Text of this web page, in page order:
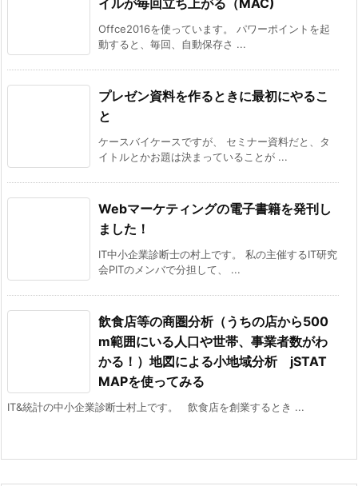
イルが毎回立ち上がる（MAC)
Offce2016を使っています。 パワーポイントを起
動すると、毎回、自動保存さ ...
プレゼン資料を作るときに最初にやるこ
と
ケースバイケースですが、 セミナー資料だと、タ
イトルとかお題は決まっていることが ...
Webマーケティングの電子書籍を発刊し
ました！
IT中小企業診断士の村上です。 私の主催するIT研究
会PITのメンバで分担して、 ...
飲食店等の商圏分析（うちの店から500
m範囲にいる人口や世帯、事業者数がわ
かる！）地図による小地域分析 jSTAT
MAPを使ってみる
IT&統計の中小企業診断士村上です。 飲食店を創業するとき ...